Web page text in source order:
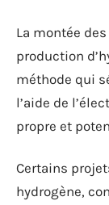
La montée
production
méthode qui
l’aide de
propre et
Certains
hydrogène,